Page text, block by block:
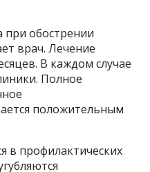
при обострении
врач. Лечение
В каждом случае
Полное
положительным
в профилактических